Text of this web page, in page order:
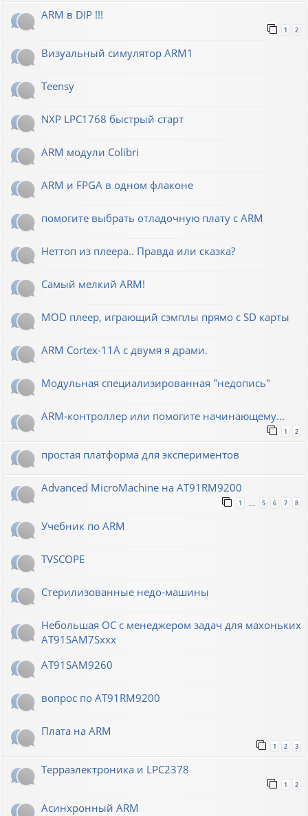
ARM в DIP !!!
1 2
Визуальный симулятор ARM1
Teensy
NXP LPC1768 быстрый старт
ARM модули Colibri
ARM и FPGA в одном флаконе
помогите выбрать отладочную плату с ARM
Неттоп из плеера.. Правда или сказка?
Самый мелкий ARM!
MOD плеер, играющий сэмплы прямо с SD карты
ARM Cortex-11A с двумя я драми.
Модульная специализированная "недопись"
ARM-контроллер или помогите начинающему...
1 2
простая платформа для экспериментов
Advanced MicroMachine на AT91RM9200
1 5 6 7 8
Учебник по ARM
TVSCOPE
Стерилизованные недо-машины
Небольшая ОС с менеджером задач для махоньких
AT91SAM7Sxxx
AT91SAM9260
вопрос по AT91RM9200
Плата на ARM
1 2 3
Терраэлектроника и LPC2378
1 2
Асинхронный ARM